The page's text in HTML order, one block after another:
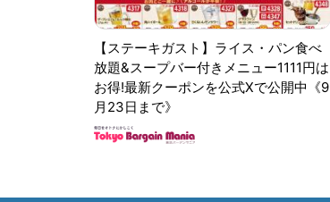
【ステーキガスト】ライス・パン食べ
放題&スープバー付きメニュー1111円は
お得!最新クーポンを公式Xで公開中《9
月23日まで》